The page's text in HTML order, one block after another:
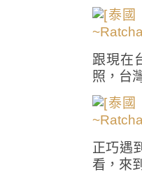
跟現在
照，台
正巧遇
看，來